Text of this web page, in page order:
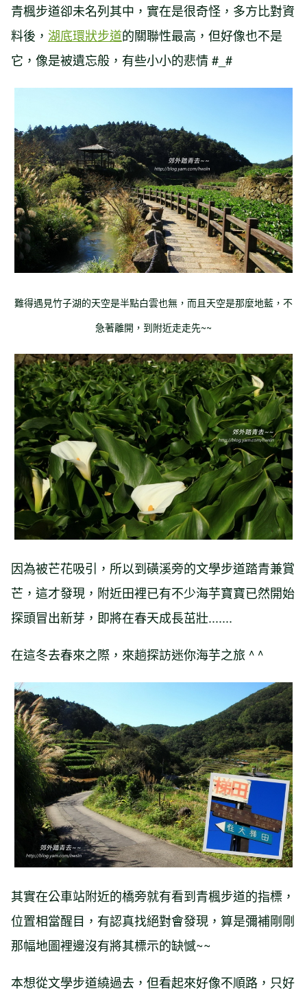
青楓步道卻未名列其中，實在是很奇怪，多方比對資
料後， 湖底環狀步道的關聯性最高，但好像也不是
它，像是被遺忘般，有些小小的悲情 #_#
難得遇見竹子湖的天空是半點白雲也無，而且天空是那麼地藍，不
急著離開，到附近走走先~~
因為被芒花吸引，所以到磺溪旁的文學步道踏青兼賞
芒，這才發現，附近田裡已有不少海芋寶寶已然開始
探頭冒出新芽，即將在春天成長茁壯.......
在這冬去春來之際，來趟探訪迷你海芋之旅 ^ ^
其實在公車站附近的橋旁就有看到青楓步道的指標，
位置相當醒目，有認真找絕對會發現，算是彌補剛剛
那幅地圖裡邊沒有將其標示的缺憾~~
本想從文學步道繞過去，但看起來好像不順路，只好